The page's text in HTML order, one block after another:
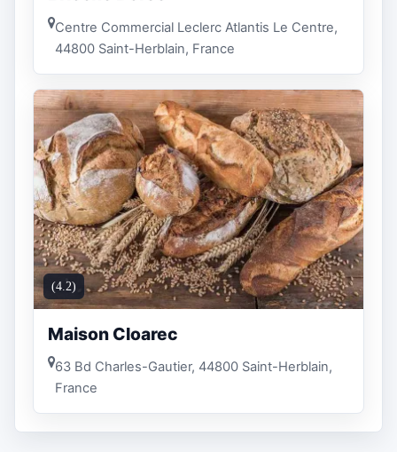
Centre Commercial Leclerc Atlantis Le Centre,
44800 Saint-Herblain, France
(4.2)
Maison Cloarec
63 Bd Charles-Gautier, 44800 Saint-Herblain,
France